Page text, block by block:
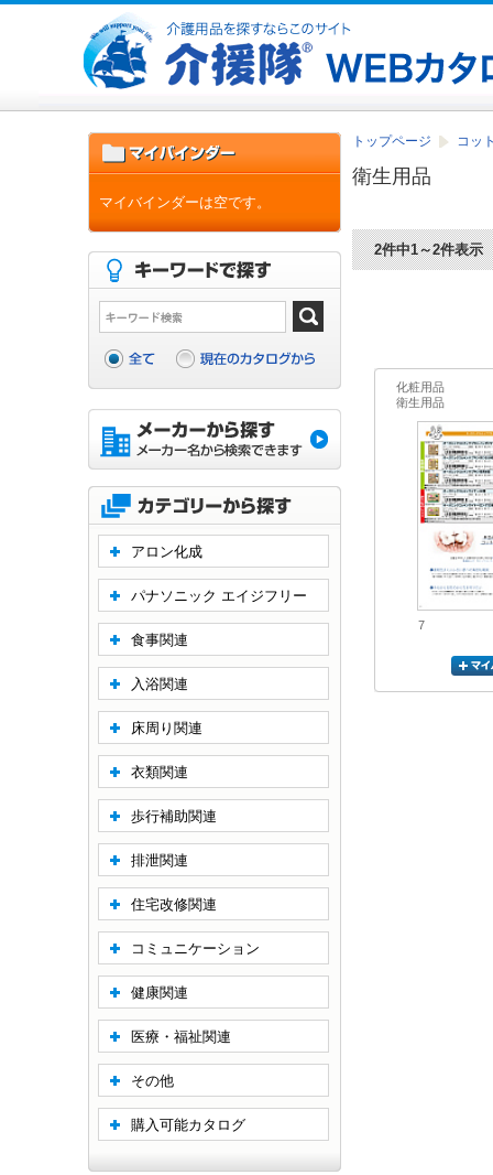
トップページ コッ
衛生用品
2件中1～2件表示
化粧用品
衛生用品
7
マイバインダーは空です。
アロン化成
パナソニック エイジフリー
食事関連
入浴関連
床周り関連
衣類関連
歩行補助関連
排泄関連
住宅改修関連
コミュニケーション
健康関連
医療・福祉関連
その他
購入可能カタログ